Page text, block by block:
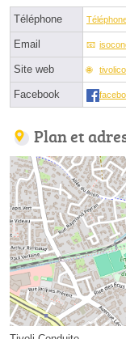
Téléphone
Email
Site web
Facebook
Plan et